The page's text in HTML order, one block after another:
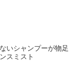
いシャンプーが物足
スミスト